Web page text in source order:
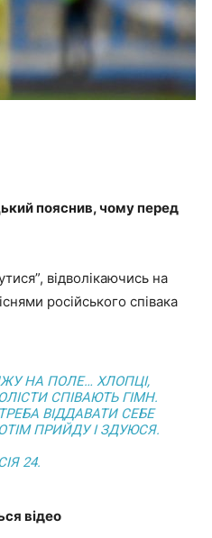
пояснив, чому перед
відволікаючись на
російського співака
НА ПОЛЕ… ХЛОПЦІ,
СПІВАЮТЬ ГІМН.
ВІДДАВАТИ СЕБЕ
ПРИЙДУ І ЗДУЮСЯ.
24.
відео